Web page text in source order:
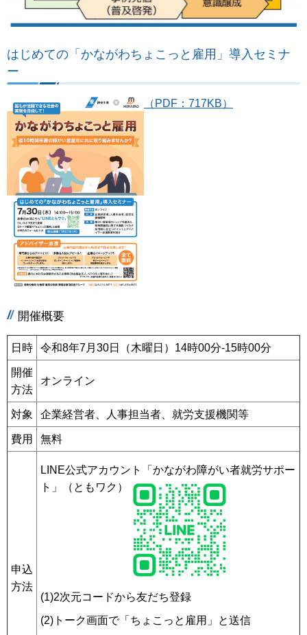
はじめての「かながわちょこっと雇用」導入セミナ
ー
（PDF：717KB）
開催概要
日時 令和8年7月30日（木曜日）14時00分-15時00分
開催
方法
オンライン
対象 企業経営者、人事担当者、就労支援機関等
費用 無料
申込
方法
LINE公式アカウント「かながわ障がい者就労サポー
ト」（ともワク）
(1)2次元コードから友だち登録
(2)トーク画面で「ちょこっと雇用」と送信